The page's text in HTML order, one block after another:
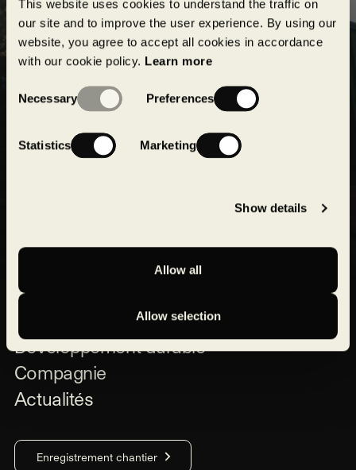
This website uses cookies to understand the traffic on
our site and to improve the user experience. By using our
website, you agree to accept all cookies in accordance
with our cookie policy. Learn more
Selection
Necessary Preferences
Statistics Marketing
Show details
Allow all
Allow selection
projets en cours et à venir !
Soumettre
Expertises
Développement durable
Compagnie
Actualités
Enregistrement chantier